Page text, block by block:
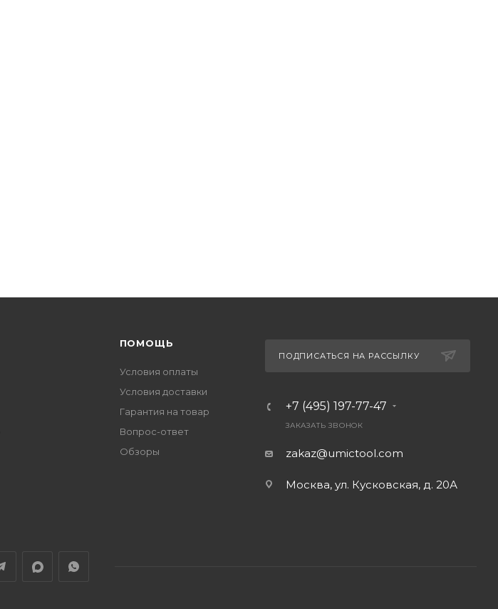
ПОМОЩЬ
Условия оплаты
Условия доставки
Гарантия на товар
Вопрос-ответ
Обзоры
ПОДПИСАТЬСЯ НА РАССЫЛКУ
+7 (495) 197-77-47
ЗАКАЗАТЬ ЗВОНОК
zakaz@umictool.com
Москва, ул. Кусковская, д. 20А